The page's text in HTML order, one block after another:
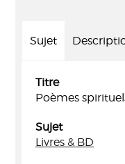
Sujet
Titre
Poèmes
Sujet
Livres & BD